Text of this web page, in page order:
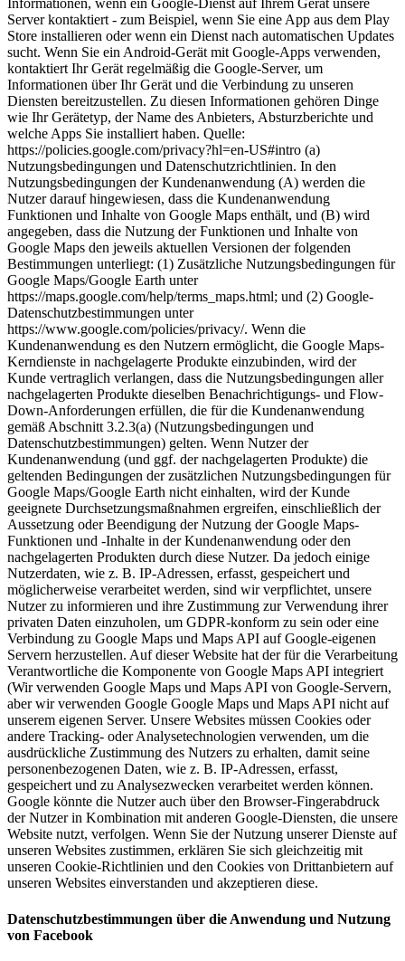
Informationen, wenn ein Google-Dienst auf Ihrem Gerät unsere
Server kontaktiert - zum Beispiel, wenn Sie eine App aus dem Play
Store installieren oder wenn ein Dienst nach automatischen Updates
sucht. Wenn Sie ein Android-Gerät mit Google-Apps verwenden,
kontaktiert Ihr Gerät regelmäßig die Google-Server, um
Informationen über Ihr Gerät und die Verbindung zu unseren
Diensten bereitzustellen. Zu diesen Informationen gehören Dinge
wie Ihr Gerätetyp, der Name des Anbieters, Absturzberichte und
welche Apps Sie installiert haben. Quelle:
https://policies.google.com/privacy?hl=en-US#intro (a)
Nutzungsbedingungen und Datenschutzrichtlinien. In den
Nutzungsbedingungen der Kundenanwendung (A) werden die
Nutzer darauf hingewiesen, dass die Kundenanwendung
Funktionen und Inhalte von Google Maps enthält, und (B) wird
angegeben, dass die Nutzung der Funktionen und Inhalte von
Google Maps den jeweils aktuellen Versionen der folgenden
Bestimmungen unterliegt: (1) Zusätzliche Nutzungsbedingungen für
Google Maps/Google Earth unter
https://maps.google.com/help/terms_maps.html; und (2) Google-
Datenschutzbestimmungen unter
https://www.google.com/policies/privacy/. Wenn die
Kundenanwendung es den Nutzern ermöglicht, die Google Maps-
Kerndienste in nachgelagerte Produkte einzubinden, wird der
Kunde vertraglich verlangen, dass die Nutzungsbedingungen aller
nachgelagerten Produkte dieselben Benachrichtigungs- und Flow-
Down-Anforderungen erfüllen, die für die Kundenanwendung
gemäß Abschnitt 3.2.3(a) (Nutzungsbedingungen und
Datenschutzbestimmungen) gelten. Wenn Nutzer der
Kundenanwendung (und ggf. der nachgelagerten Produkte) die
geltenden Bedingungen der zusätzlichen Nutzungsbedingungen für
Google Maps/Google Earth nicht einhalten, wird der Kunde
geeignete Durchsetzungsmaßnahmen ergreifen, einschließlich der
Aussetzung oder Beendigung der Nutzung der Google Maps-
Funktionen und -Inhalte in der Kundenanwendung oder den
nachgelagerten Produkten durch diese Nutzer. Da jedoch einige
Nutzerdaten, wie z. B. IP-Adressen, erfasst, gespeichert und
möglicherweise verarbeitet werden, sind wir verpflichtet, unsere
Nutzer zu informieren und ihre Zustimmung zur Verwendung ihrer
privaten Daten einzuholen, um GDPR-konform zu sein oder eine
Verbindung zu Google Maps und Maps API auf Google-eigenen
Servern herzustellen. Auf dieser Website hat der für die Verarbeitung
Verantwortliche die Komponente von Google Maps API integriert
(Wir verwenden Google Maps und Maps API von Google-Servern,
aber wir verwenden Google Google Maps und Maps API nicht auf
unserem eigenen Server. Unsere Websites müssen Cookies oder
andere Tracking- oder Analysetechnologien verwenden, um die
ausdrückliche Zustimmung des Nutzers zu erhalten, damit seine
personenbezogenen Daten, wie z. B. IP-Adressen, erfasst,
gespeichert und zu Analysezwecken verarbeitet werden können.
Google könnte die Nutzer auch über den Browser-Fingerabdruck
der Nutzer in Kombination mit anderen Google-Diensten, die unsere
Website nutzt, verfolgen. Wenn Sie der Nutzung unserer Dienste auf
unseren Websites zustimmen, erklären Sie sich gleichzeitig mit
unseren Cookie-Richtlinien und den Cookies von Drittanbietern auf
unseren Websites einverstanden und akzeptieren diese.
Datenschutzbestimmungen über die Anwendung und Nutzung
von Facebook